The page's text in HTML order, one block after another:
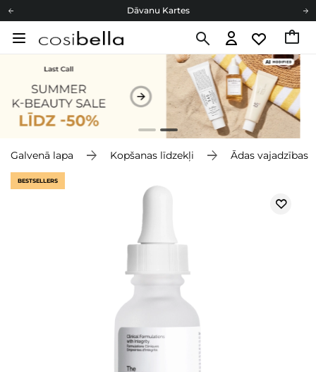
Dāvanu Kartes
Cosibella lojalitātes programma
Dāvanu Kartes
Galvenā lapa Kopšanas līdzekļi Ādas vajadzības
BESTSELLERS